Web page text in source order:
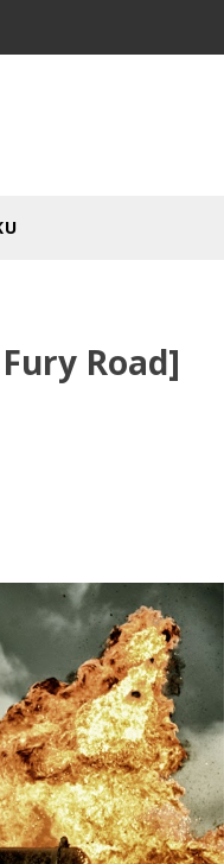
Road]